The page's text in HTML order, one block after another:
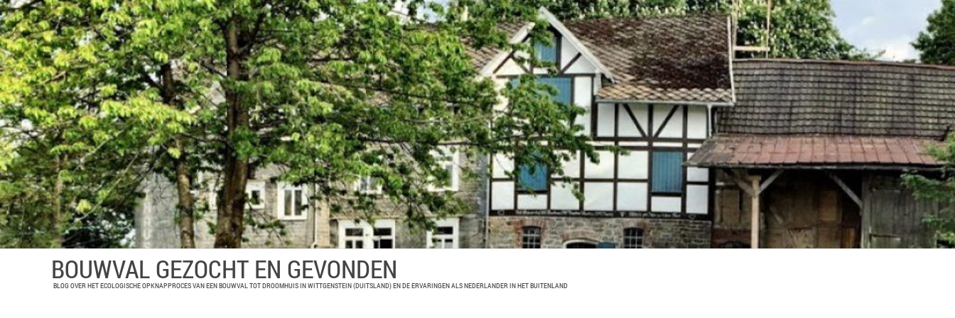
BOUWVAL GEZOCHT EN GEVONDEN
BLOG OVER HET ECOLOGISCHE OPKNAPPROCES VAN EEN BOUWVAL TOT DROOMHUIS IN WITTGENSTEIN (DUITSLAND) EN DE ERVARINGEN ALS NEDERLANDER IN HET BUITENLAND